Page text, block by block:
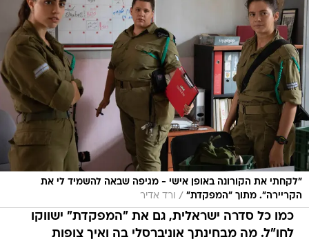
"לקחתי את הקורונה באופן אישי - מגיפה שבאה להשמיד לי את
הקריירה". מתוך "המפקדת" / ורד אדיר
כמו כל סדרה ישראלית, גם את "המפקדת" ישווקו
לחו"ל. מה מבחינתך אוניברסלי בה ואיך צופות